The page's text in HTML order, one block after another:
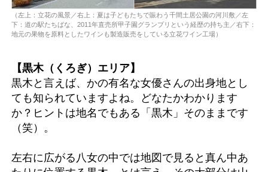
（左上：立花の風景／右上：夏は子どもたちで賑わう千間土居公園の河川敷／左
下：道の駅たちばな、2011年直売所甲子園グランプリという経歴の持ち主／右下：
地元の果物を原料としたワインも製造販売をしている立花ワイン工場）
【黒木（くろぎ）エリア】
黒木と言えば、かの有名な女優さんの出身地とし
ても知られていますよね。どなたかわかります
か？ヒントは地名でもある「黒木」そのままです
（笑）。
左右に広がる八女の中では地図で見ると真ん中あ